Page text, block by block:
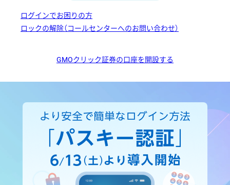
ログインでお困りの方
ロックの解除（コールセンターへのお問い合わせ）
GMOクリック証券の口座を開設する